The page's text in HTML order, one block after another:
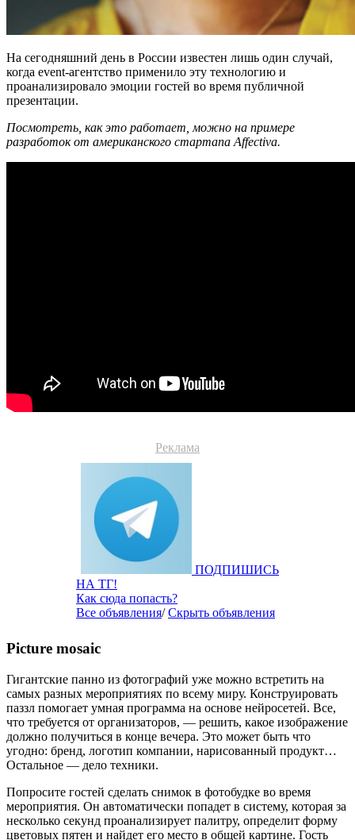
На сегодняшний день в России известен лишь один случай,
когда event-агентство применило эту технологию и
проанализировало эмоции гостей во время публичной
презентации.
Посмотреть, как это работает, можно на примере
разработок от американского стартапа Affectiva.
Реклама
ПОДПИШИСЬ
НА ТГ!
Как сюда попасть?
Все объявления/Скрыть объявления
Picture mosaic
Гигантские панно из фотографий уже можно встретить на
самых разных мероприятиях по всему миру. Конструировать
паззл помогает умная программа на основе нейросетей. Все,
что требуется от организаторов, — решить, какое изображение
должно получиться в конце вечера. Это может быть что
угодно: бренд, логотип компании, нарисованный продукт…
Остальное — дело техники.
Попросите гостей сделать снимок в фотобудке во время
мероприятия. Он автоматически попадет в систему, которая за
несколько секунд проанализирует палитру, определит форму
цветовых пятен и найдет его место в общей картине. Гость